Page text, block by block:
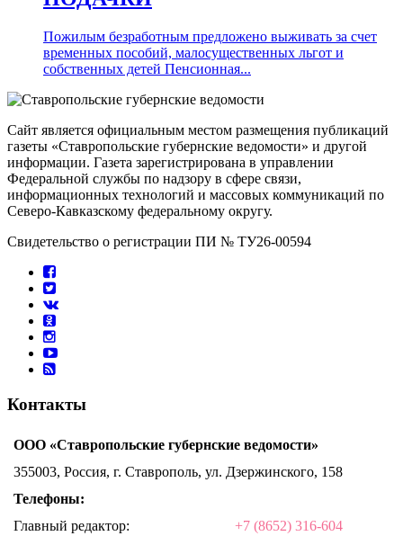
Пожилым безработным предложено выживать за счет
временных пособий, малосущественных льгот и
собственных детей Пенсионная...
Сайт является официальным местом размещения публикаций
газеты «Ставропольские губернские ведомости» и другой
информации. Газета зарегистрирована в управлении
Федеральной службы по надзору в сфере связи,
информационных технологий и массовых коммуникаций по
Северо-Кавказскому федеральному округу.
Свидетельство о регистрации ПИ № ТУ26-00594
Контакты
ООО «Ставропольские губернские ведомости»
355003, Россия, г. Ставрополь, ул. Дзержинского, 158
Телефоны:
Главный редактор:
+7 (8652) 316-604